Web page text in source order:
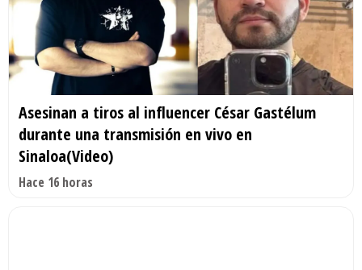
Asesinan a tiros al influencer César Gastélum
durante una transmisión en vivo en
Sinaloa(Video)
Hace 16 horas